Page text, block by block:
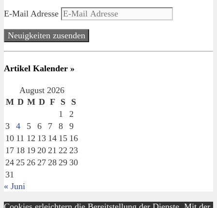
E-Mail Adresse
Neuigkeiten zusenden
Artikel Kalender »
August 2026
M D M D F S
S
1
2
3
4 5 6 7 8
9
10 11 12 13 14 15 16
17 18 19 20 21 22 23
24 25 26 27 28 29 30
31
« Juni